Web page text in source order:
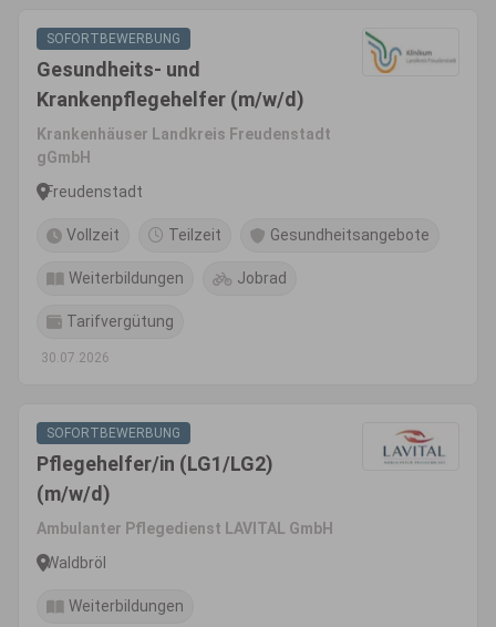
SOFORTBEWERBUNG
Gesundheits- und
Krankenpflegehelfer (m/w/d)
Krankenhäuser Landkreis Freudenstadt
gGmbH
Freudenstadt
Vollzeit Teilzeit Gesundheitsangebote
Weiterbildungen Jobrad
Tarifvergütung
30.07.2026
SOFORTBEWERBUNG
Pflegehelfer/in (LG1/LG2)
(m/w/d)
Ambulanter Pflegedienst LAVITAL GmbH
Waldbröl
Weiterbildungen